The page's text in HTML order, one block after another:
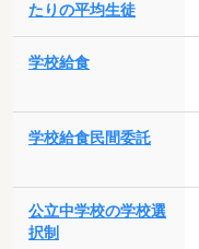
たりの平均生徒
学校給食
学校給食民間委託
公立中学校の学校選
択制